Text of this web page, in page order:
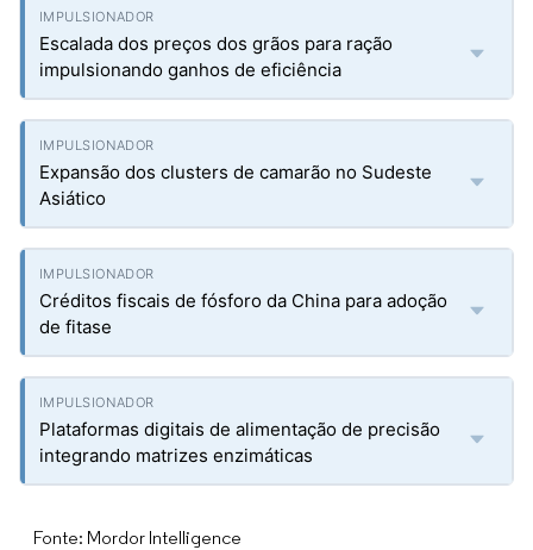
Escalada dos preços dos grãos para ração
impulsionando ganhos de eficiência
Expansão dos clusters de camarão no Sudeste
Asiático
Créditos fiscais de fósforo da China para adoção
de fitase
Plataformas digitais de alimentação de precisão
integrando matrizes enzimáticas
Fonte: Mordor Intelligence